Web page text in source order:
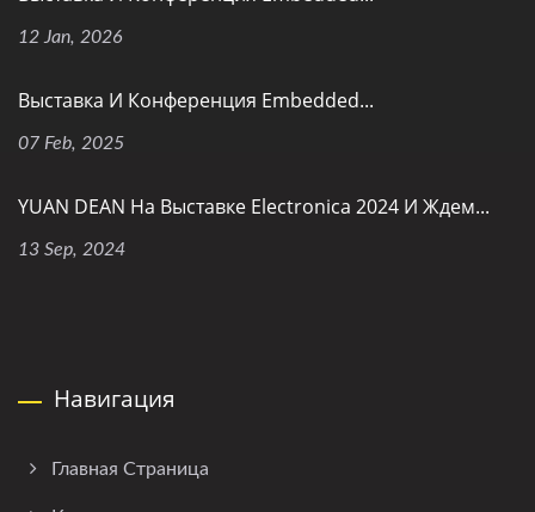
12 Jan, 2026
Выставка И Конференция Embedded...
07 Feb, 2025
YUAN DEAN На Выставке Electronica 2024 И Ждем...
13 Sep, 2024
Навигация
Главная Страница